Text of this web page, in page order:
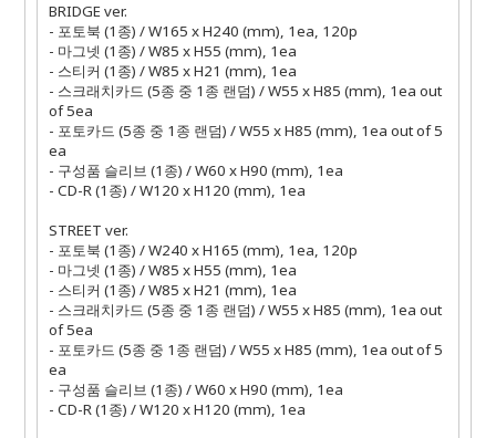
BRIDGE ver.
- 포토북 (1종) / W165 x H240 (mm), 1ea, 120p
- 마그넷 (1종) / W85 x H55 (mm), 1ea
- 스티커 (1종) / W85 x H21 (mm), 1ea
- 스크래치카드 (5종 중 1종 랜덤) / W55 x H85 (mm), 1ea out
of 5ea
- 포토카드 (5종 중 1종 랜덤) / W55 x H85 (mm), 1ea out of 5
ea
- 구성품 슬리브 (1종) / W60 x H90 (mm), 1ea
- CD-R (1종) / W120 x H120 (mm), 1ea
STREET ver.
- 포토북 (1종) / W240 x H165 (mm), 1ea, 120p
- 마그넷 (1종) / W85 x H55 (mm), 1ea
- 스티커 (1종) / W85 x H21 (mm), 1ea
- 스크래치카드 (5종 중 1종 랜덤) / W55 x H85 (mm), 1ea out
of 5ea
- 포토카드 (5종 중 1종 랜덤) / W55 x H85 (mm), 1ea out of 5
ea
- 구성품 슬리브 (1종) / W60 x H90 (mm), 1ea
- CD-R (1종) / W120 x H120 (mm), 1ea